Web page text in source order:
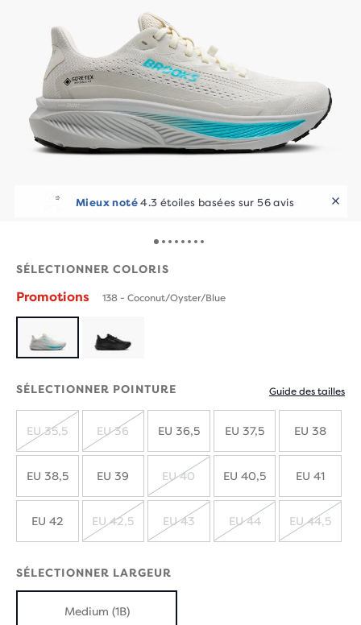
Les runners l’adorent10+ achats en 7 jours
SÉLECTIONNER COLORIS
Promotions 138 - Coconut/Oyster/Blue
SÉLECTIONNER POINTURE Guide des tailles
ÉPUISÉ
EU 35,5 EU 36 EU 36,5 EU 37,5 EU 38
EU 38,5 EU 39 EU 40 EU 40,5 EU 41
EU 42
ÉPUISÉ
EU 42,5
ÉPUISÉ
EU 43
ÉPUISÉ
EU 44 EU 44,5
SÉLECTIONNER LARGEUR
Medium (1B)